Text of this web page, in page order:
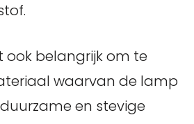
ook belangrijk om te
waarvan de lamp
en stevige